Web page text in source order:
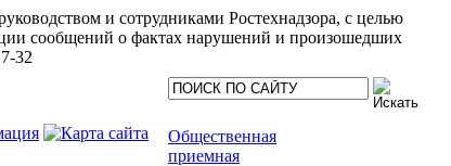
и сотрудниками Ростехнадзора, с целью
сообщений о фактах нарушений и произошедших
32
Общественная
приемная